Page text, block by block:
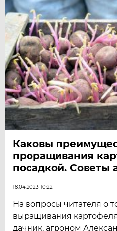
Каковы
проращивания
посадкой. Советы
18.04.2023 10:22
На вопросы читателя о
выращивания
дачник, агроном